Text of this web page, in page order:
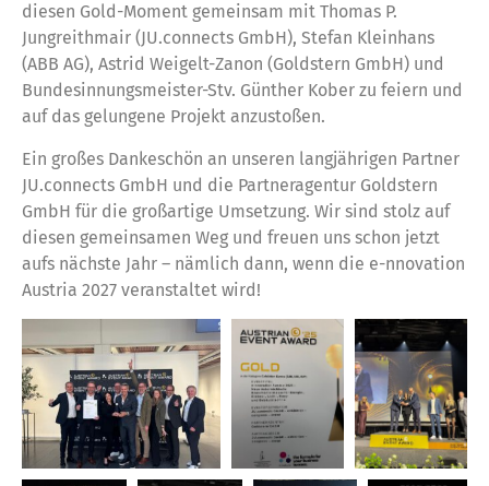
diesen Gold-Moment gemeinsam mit Thomas P.
Jungreithmair (JU.connects GmbH), Stefan Kleinhans
(ABB AG), Astrid Weigelt-Zanon (Goldstern GmbH) und
Bundesinnungsmeister-Stv. Günther Kober zu feiern und
auf das gelungene Projekt anzustoßen.
Ein großes Dankeschön an unseren langjährigen Partner
JU.connects GmbH und die Partneragentur Goldstern
GmbH für die großartige Umsetzung. Wir sind stolz auf
diesen gemeinsamen Weg und freuen uns schon jetzt
aufs nächste Jahr – nämlich dann, wenn die e-nnovation
Austria 2027 veranstaltet wird!